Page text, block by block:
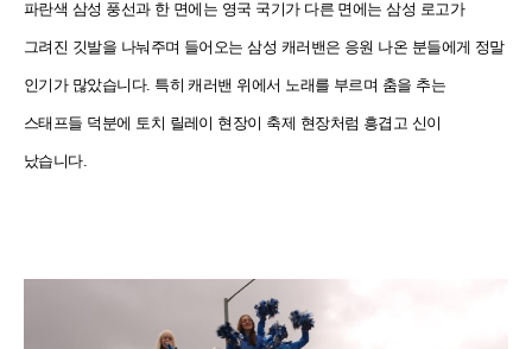
파란색 삼성 풍선과 한 면에는 영국 국기가 다른 면에는 삼성 로고가
그려진 깃발을 나눠주며 들어오는 삼성 캐러밴은 응원 나온 분들에게 정말
인기가 많았습니다. 특히 캐러밴 위에서 노래를 부르며 춤을 추는
스태프들 덕분에 토치 릴레이 현장이 축제 현장처럼 흥겹고 신이
났습니다.